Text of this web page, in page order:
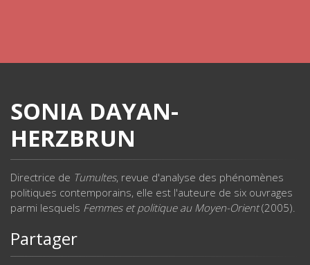
SONIA DAYAN-
HERZBRUN
Directrice de Tumultes, revue d'analyse des phénomènes
politiques contemporains, elle est l'auteure de six ouvrages
parmi lesquels Femmes et politique au Moyen-Orient(2005).
Partager